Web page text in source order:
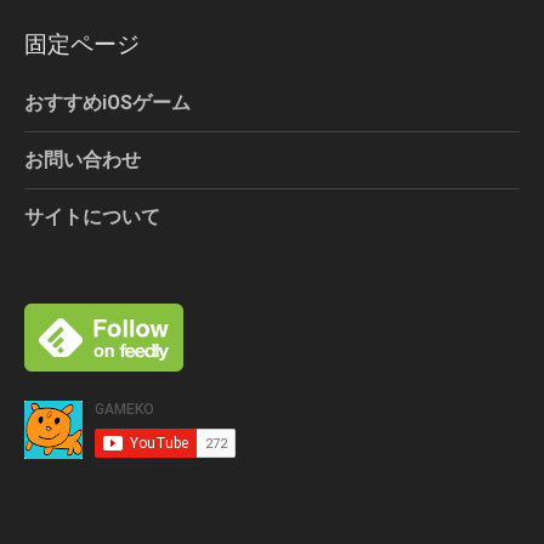
固定ページ
おすすめiOSゲーム
お問い合わせ
サイトについて